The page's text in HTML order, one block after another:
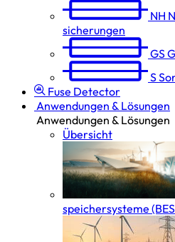
NH
sicherungen
GS
S
Fuse Detector
Anwendungen & Lösungen
Anwendungen & Lösungen
Übersicht
speicher­systeme